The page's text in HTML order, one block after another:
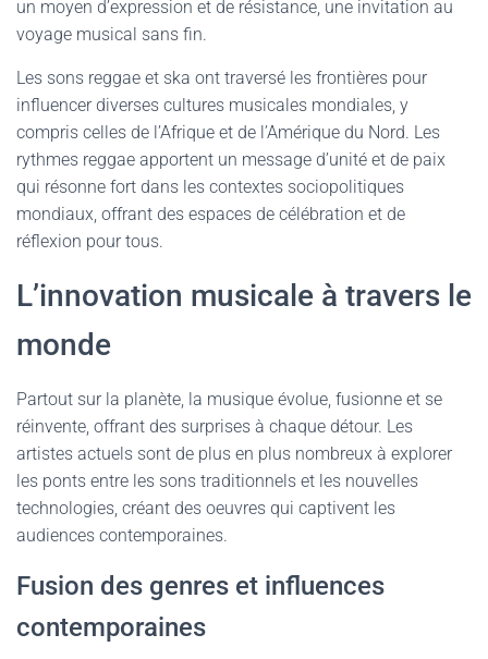
un moyen d’expression et de résistance, une invitation au
voyage musical sans fin.
Les sons reggae et ska ont traversé les frontières pour
influencer diverses cultures musicales mondiales, y
compris celles de l’Afrique et de l’Amérique du Nord. Les
rythmes reggae apportent un message d’unité et de paix
qui résonne fort dans les contextes sociopolitiques
mondiaux, offrant des espaces de célébration et de
réflexion pour tous.
L’innovation musicale à travers le
monde
Partout sur la planète, la musique évolue, fusionne et se
réinvente, offrant des surprises à chaque détour. Les
artistes actuels sont de plus en plus nombreux à explorer
les ponts entre les sons traditionnels et les nouvelles
technologies, créant des oeuvres qui captivent les
audiences contemporaines.
Fusion des genres et influences
contemporaines